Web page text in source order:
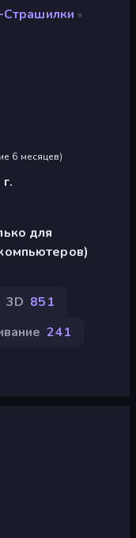
»
6 месяцев)
для
3D 851
241